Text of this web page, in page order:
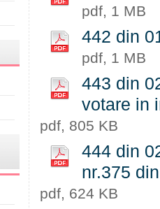
pdf, 1 MB
442 din
pdf, 1 MB
443 din
votare in
pdf, 805 KB
444 din
nr.375
pdf, 624 KB